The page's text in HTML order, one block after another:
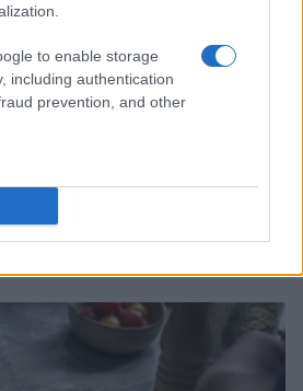
to enable storage
including authentication
prevention, and other
un starter para pizzas y